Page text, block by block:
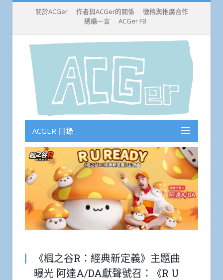
關於ACGer 作者與ACGer的關係
徵稿與推廣合作
總編一言
ACGer FB
ACGER 目錄
《楓之谷R：經典新定義》主題曲
曝光 阿達A/DA獻聲號召：《R U